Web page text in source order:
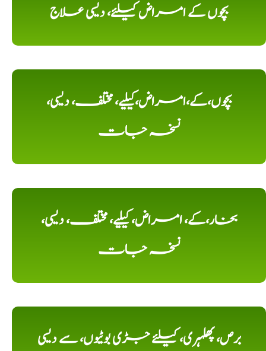
بچوں کے امراض کیلئے، دیسی علاج
بچوں،کے،امراض،کیلیے، مختلف، دیسی،
نسخہ جات
بخار،کے، امراض، کیلیے، مختلف، دیسی،
نسخہ جات
برص، پھلہری، کیلئے جڑی بوٹیوں، سے دیسی